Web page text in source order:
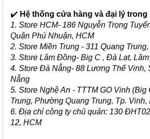
✔️ Hệ thống cửa hàng và đại lý
1. Store HCM- 186 Nguyễn Trọng
Quận Phú Nhuận, HCM
2. Store Miền Trung - 311 Quang
3. Store Lâm Đồng- Big C , Đà Lạt,
4. Store Đà Nẵng- 88 Lương Thế Vinh,
Nẵng
5. Store Nghệ An - TTTM GO Vinh (Big
Trung, Phường Quang Trung, Tp. Vinh,
6. Địa chỉ công ty chủ quản: 130
12, HCM